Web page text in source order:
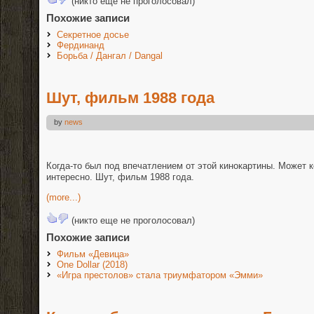
Похожие записи
Секретное досье
Фердинанд
Борьба / Дангал / Dangal
Шут, фильм 1988 года
by news
Когда-то был под впечатлением от этой кинокартины. Может
интересно. Шут, фильм 1988 года.
(more...)
(никто еще не проголосовал)
Похожие записи
Фильм «Девица»
One Dollar (2018)
«Игра престолов» стала триумфатором «Эмми»